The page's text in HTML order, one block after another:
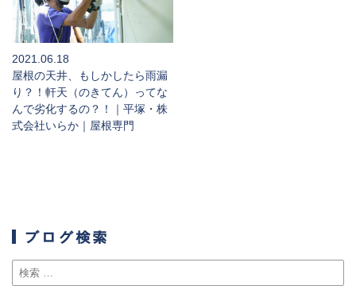
2021.06.18
屋根の天井、もしかしたら雨漏
り？！軒天（のきてん）ってな
んで劣化するの？！｜平塚・株
式会社いらか｜屋根専門
ブログ検索